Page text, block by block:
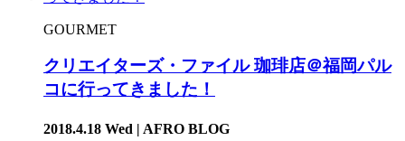
GOURMET
クリエイターズ・ファイル 珈琲店＠福岡パル
コに行ってきました！
2018.4.18 Wed | AFRO BLOG